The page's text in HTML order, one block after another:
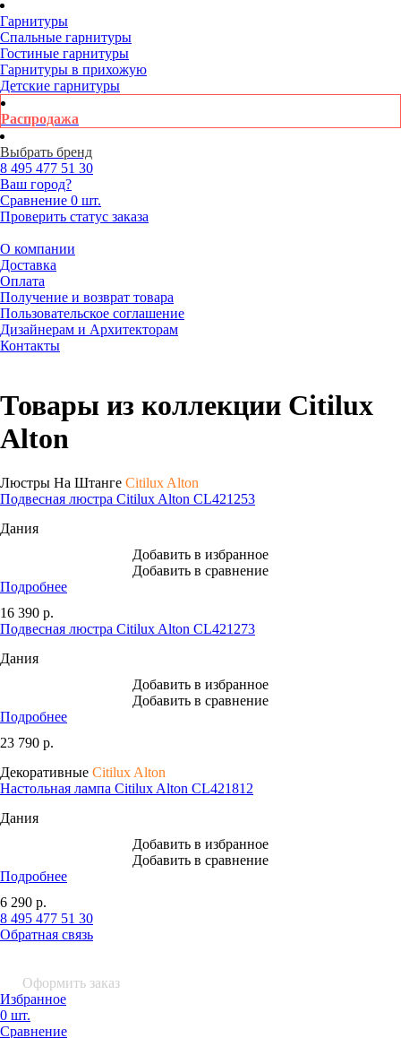
Гарнитуры
Спальные гарнитуры
Гостиные гарнитуры
Гарнитуры в прихожую
Детские гарнитуры
Распродажа
Выбрать бренд
8 495 477 51 30
Ваш город?
Сравнение 0 шт.
Проверить статус заказа
О компании
Доставка
Оплата
Получение и возврат товара
Пользовательское соглашение
Дизайнерам и Архитекторам
Контакты
Товары из коллекции Citilux
Alton
Люстры На Штанге Citilux Alton
Подвесная люстра Citilux Alton CL421253
Дания
Добавить в избранное
Добавить в сравнение
Подробнее
16 390 р.
Подвесная люстра Citilux Alton CL421273
Дания
Добавить в избранное
Добавить в сравнение
Подробнее
23 790 р.
Декоративные Citilux Alton
Настольная лампа Citilux Alton CL421812
Дания
Добавить в избранное
Добавить в сравнение
Подробнее
6 290 р.
8 495 477 51 30
Обратная связь
Оформить заказ
Избранное
0 шт.
Сравнение